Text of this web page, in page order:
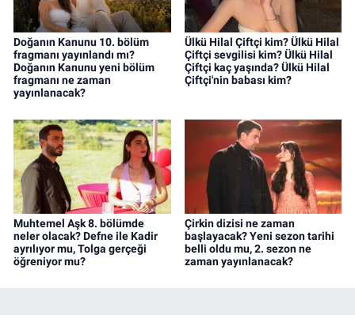
Doğanın Kanunu 10. bölüm
fragmanı yayınlandı mı?
Doğanın Kanunu yeni bölüm
fragmanı ne zaman
yayınlanacak?
Ülkü Hilal Çiftçi kim? Ülkü Hilal
Çiftçi sevgilisi kim? Ülkü Hilal
Çiftçi kaç yaşında? Ülkü Hilal
Çiftçi'nin babası kim?
Muhtemel Aşk 8. bölümde
neler olacak? Defne ile Kadir
ayrılıyor mu, Tolga gerçeği
öğreniyor mu?
Çirkin dizisi ne zaman
başlayacak? Yeni sezon tarihi
belli oldu mu, 2. sezon ne
zaman yayınlanacak?